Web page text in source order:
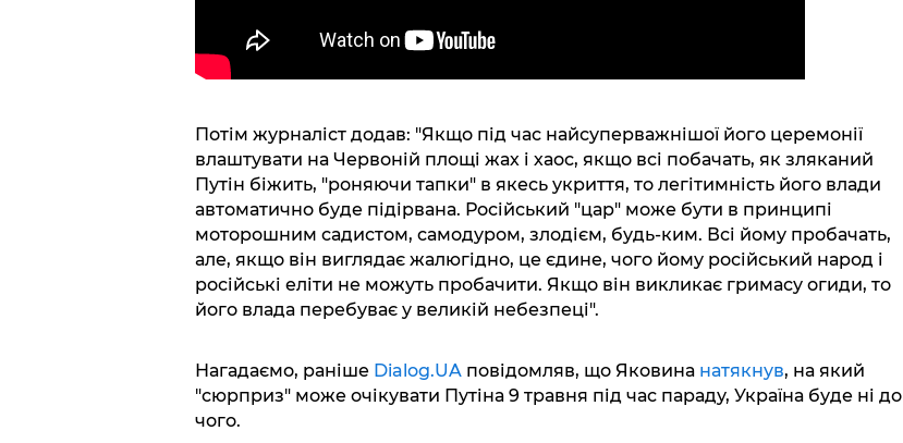
Потім журналіст додав: "Якщо під час найсуперважнішої його церемонії
влаштувати на Червоній площі жах і хаос, якщо всі побачать, як зляканий
Путін біжить, "роняючи тапки" в якесь укриття, то легітимність його влади
автоматично буде підірвана. Російський "цар" може бути в принципі
моторошним садистом, самодуром, злодієм, будь-ким. Всі йому пробачать,
але, якщо він виглядає жалюгідно, це єдине, чого йому російський народ і
російські еліти не можуть пробачити. Якщо він викликає гримасу огиди, то
його влада перебуває у великій небезпеці".
Нагадаємо, раніше Dialog.UAповідомляв, що Яковина натякнув, на який
"сюрприз" може очікувати Путіна 9 травня під час параду, Україна буде ні до
чого.